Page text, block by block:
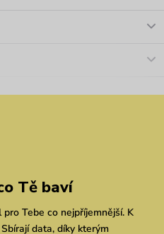
Tě baví
Tebe co nejpříjemnější. K
data, díky kterým